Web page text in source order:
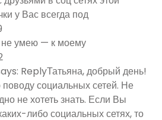
у Вас всегда под
умею — к моему
ReplyТатьяна, добрый день!
социальных сетей. Не
не хотеть знать. Если Вы
либо социальных сетях, то